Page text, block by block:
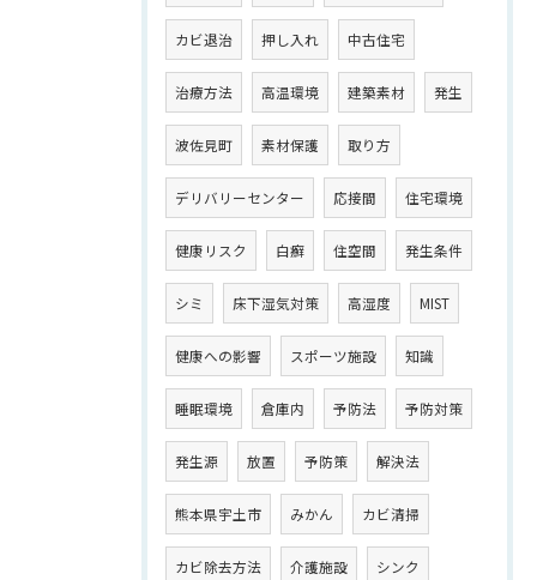
カビ退治 押し入れ 中古住宅
治療方法 高温環境 建築素材 発生
波佐見町 素材保護 取り方
デリバリーセンター 応接間 住宅環境
健康リスク 白癬 住空間 発生条件
シミ 床下湿気対策 高湿度 MIST
健康への影響 スポーツ施設 知識
睡眠環境 倉庫内 予防法 予防対策
発生源 放置 予防策 解決法
熊本県宇土市 みかん カビ清掃
カビ除去方法 介護施設 シンク